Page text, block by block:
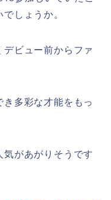
しょうか。
ビュー前からファ
き多彩な才能をもっ
があがりそうです